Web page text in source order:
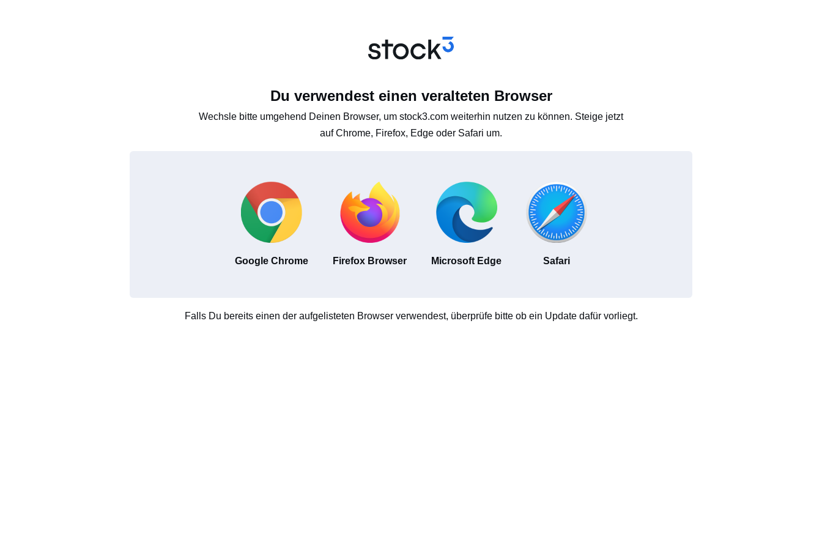
Du verwendest einen veralteten Browser
Wechsle bitte umgehend Deinen Browser, um stock3.com weiterhin nutzen zu können. Steige jetzt
auf Chrome, Firefox, Edge oder Safari um.
Google Chrome Firefox Browser Microsoft Edge Safari
Falls Du bereits einen der aufgelisteten Browser verwendest, überprüfe bitte ob ein Update dafür vorliegt.